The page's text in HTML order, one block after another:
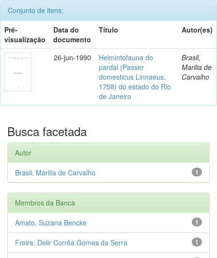
Conjunto de itens:
Pré-
visualização
Data do
documento
Título Autor(es)
26-jun-1990
Helmintofauna do
pardal (Passer
domesticus Linnaeus,
1758) do estado do Rio
de Janeiro
Brasil,
Marilia de
Carvalho
Busca facetada
Autor
1
Brasil, Marilia de Carvalho
Membros da Banca
1
Amato, Suzana Bencke
1
Freire, Delir Corrêa Gomes da Serra